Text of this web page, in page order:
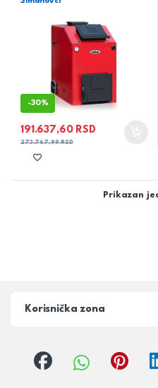
-30%
191.637,60 RSD
273.767,99RSD
Prikazan
Korisnička zona